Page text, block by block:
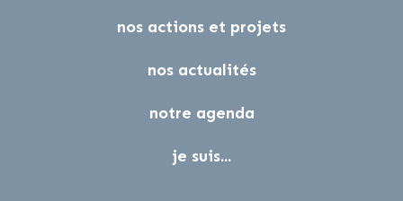
nos actions et projets
nos actualités
notre agenda
je suis...